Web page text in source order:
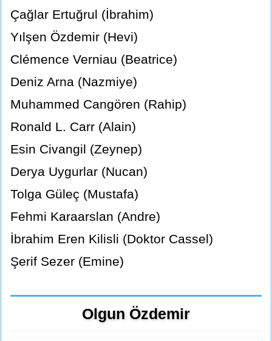
Çağlar Ertuğrul (İbrahim)
Yılşen Özdemir (Hevi)
Clémence Verniau (Beatrice)
Deniz Arna (Nazmiye)
Muhammed Cangören (Rahip)
Ronald L. Carr (Alain)
Esin Civangil (Zeynep)
Derya Uygurlar (Nucan)
Tolga Güleç (Mustafa)
Fehmi Karaarslan (Andre)
İbrahim Eren Kilisli (Doktor Cassel)
Şerif Sezer (Emine)
Olgun Özdemir